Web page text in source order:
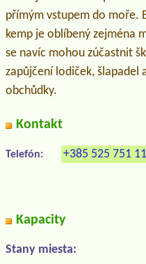
přímým vstupem do moře.
kemp je oblíbený zejména
se navíc mohou zúčastnit
zapůjčení lodiček, šlapadel
obchůdky.
Kontakt
Telefón: +385 525 751 11
Kapacity
Stany miesta: